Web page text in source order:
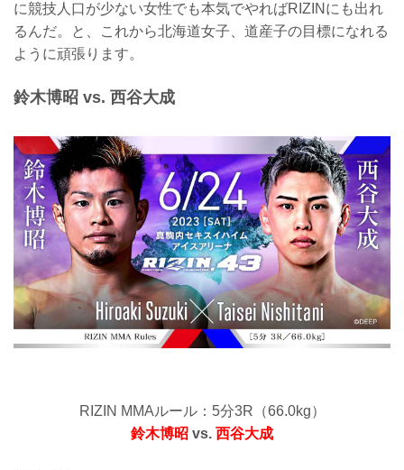
に競技人口が少ない女性でも本気でやればRIZINにも出れ
るんだ。と、これから北海道女子、道産子の目標になれる
ように頑張ります。
鈴木博昭 vs. 西谷大成
RIZIN MMAルール：5分3R（66.0kg）
鈴木博昭 vs. 西谷大成